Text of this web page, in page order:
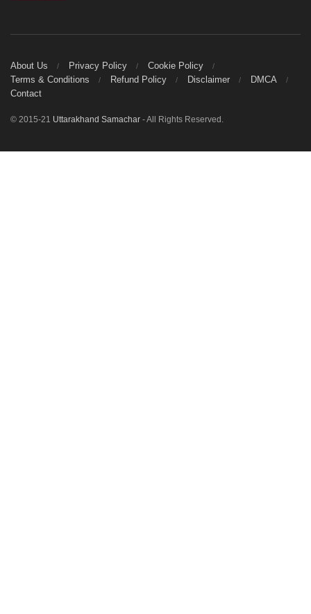
About Us Privacy Policy
Cookie Policy
Terms & Conditions
Refund Policy Disclaimer
DMCA
Contact
© 2015-21 Uttarakhand Samachar - All Rights Reserved.